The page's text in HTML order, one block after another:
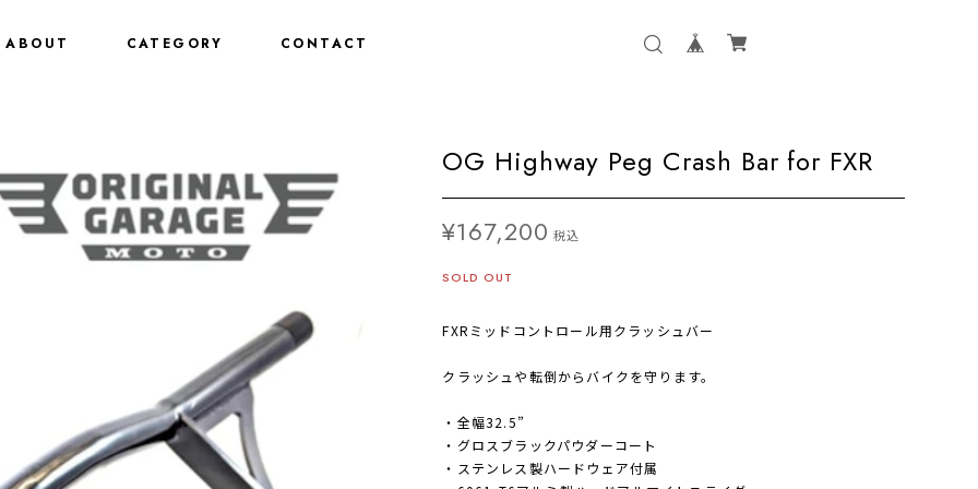
ABOUT CATEGORY CONTACT
OG Highway Peg Crash Bar for FXR
¥167,200 税込
SOLD OUT
FXRミッドコントロール用クラッシュバー
クラッシュや転倒からバイクを守ります。
・全幅32.5”
・グロスブラックパウダーコート
・ステンレス製ハードウェア付属